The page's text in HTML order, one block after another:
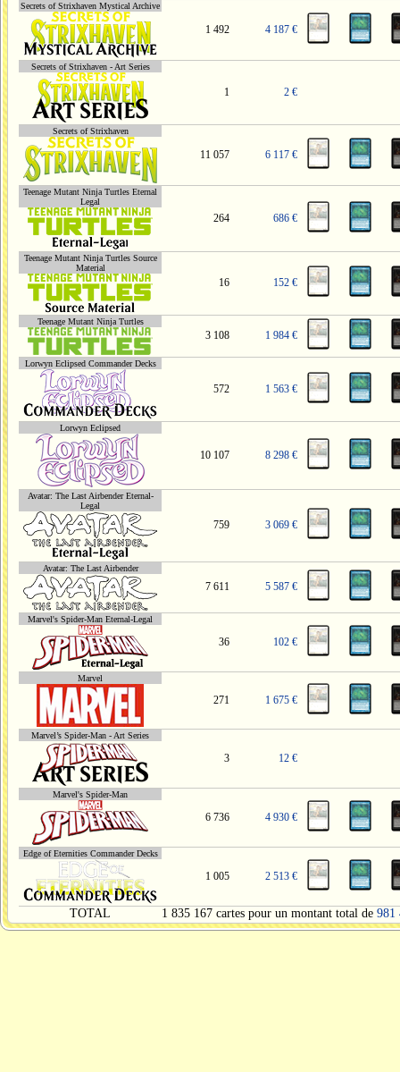
Secrets of Strixhaven Mystical Archive
1 492 4 187 €
Secrets of Strixhaven - Art Series
1 2 €
Secrets of Strixhaven
11 057 6 117 €
Teenage Mutant Ninja Turtles Eternal
Legal
264 686 €
Teenage Mutant Ninja Turtles Source
Material
16 152 €
Teenage Mutant Ninja Turtles
3 108 1 984 €
Lorwyn Eclipsed Commander Decks
572 1 563 €
Lorwyn Eclipsed
10 107 8 298 €
Avatar: The Last Airbender Eternal-
Legal
759 3 069 €
Avatar: The Last Airbender
7 611 5 587 €
Marvel's Spider-Man Eternal-Legal
36 102 €
Marvel
271 1 675 €
Marvel’s Spider-Man - Art Series
3 12 €
Marvel's Spider-Man
6 736 4 930 €
Edge of Eternities Commander Decks
1 005 2 513 €
TOTAL 1 835 167 cartes pour un montant total de 981